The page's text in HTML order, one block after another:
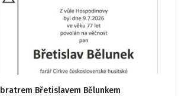
Břetislavem Bělunkem